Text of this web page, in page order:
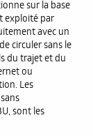
sur la base
exploité par
avec un
circuler sans le
du trajet et du
ou
Les
sont les